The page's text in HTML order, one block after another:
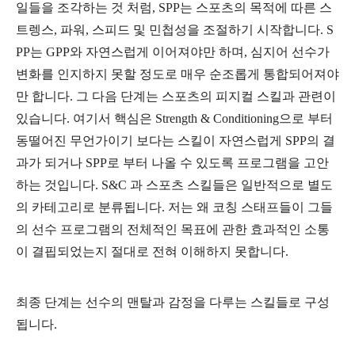
일들을 조각하는 것 처럼, SPP는 스포츠의 목적에 따른 스
트렝스, 파워, 스피드 및 민첩성을 조절하기 시작합니다. S
PP는 GPP와 자연스럽게 이어져야만 하며, 심지어 선수가
변화를 인지하지 못할 정도로 매우 순조롭게 통합되어져야
만 합니다. 그 다음 단계는 스포츠의 피지컬 스킬과 관련이
있습니다. 여기서 핵심은 Strength & Conditioning으로 부터
동떨어진 무언가이기 보다는 스킬이 자연스럽게 SPP의 결
과가 되거나 SPP로 부터 나올 수 있도록 프로그램을 고안
하는 것입니다. S&C 과 스포츠 스킬들은 일반적으로 별도
의 카테고리로 분류됩니다. 저는 왜 코칭 스태프들이 그들
의 선수 프로그램의 전체적인 목표에 관한 효과적인 소통
이 결핍되었는지 절대로 전혀 이해하지 못합니다.
최종 단계는 선수의 맨탈과 감정을 다루는 스킬들로 구성
됩니다.